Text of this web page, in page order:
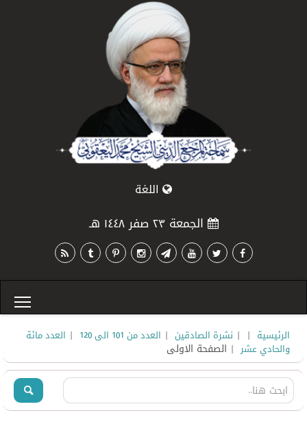
اللغة
الجمعة ٢٣ صفر ١٤٤٨ هـ
الرئيسية |
| نشرة الصادقين | العدد من 101 الى 120 | العدد مائة
والحادي عشر | الصفحة الاولى